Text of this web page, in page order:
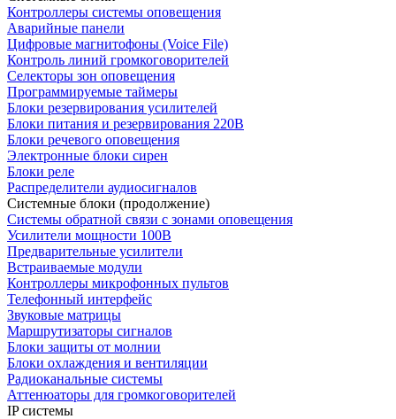
Контроллеры системы оповещения
Аварийные панели
Цифровые магнитофоны (Voice File)
Контроль линий громкоговорителей
Селекторы зон оповещения
Программируемые таймеры
Блоки резервирования усилителей
Блоки питания и резервирования 220В
Блоки речевого оповещения
Электронные блоки сирен
Блоки реле
Распределители аудиосигналов
Системные блоки (продолжение)
Системы обратной связи с зонами оповещения
Усилители мощности 100В
Предварительные усилители
Встраиваемые модули
Контроллеры микрофонных пультов
Телефонный интерфейс
Звуковые матрицы
Маршрутизаторы сигналов
Блоки защиты от молнии
Блоки охлаждения и вентиляции
Радиоканальные системы
Аттенюаторы для громкоговорителей
IP системы